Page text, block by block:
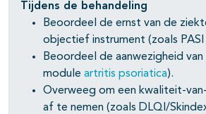
Tijdens de behandeling
Beoordeel de ernst van de
objectief instrument (zoals PASI
Beoordeel de aanwezigheid van
module artritis psoriatica).
Overweeg om een kwaliteit-
af te nemen (zoals DLQI/